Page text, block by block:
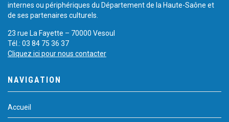
internes ou périphériques du Département de la Haute-Saône et
de ses partenaires culturels.
23 rue La Fayette – 70000 Vesoul
Tél.: 03 84 75 36 37
Cliquez ici pour nous contacter
NAVIGATION
Accueil